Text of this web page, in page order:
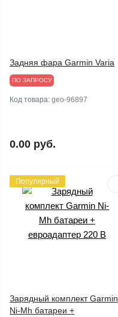
Задняя фара Garmin Varia
ПО ЗАПРОСУ
Код товара: geo-96897
0.00 руб.
Популярный
Зарядный комплект Garmin
Ni-Mh батареи +